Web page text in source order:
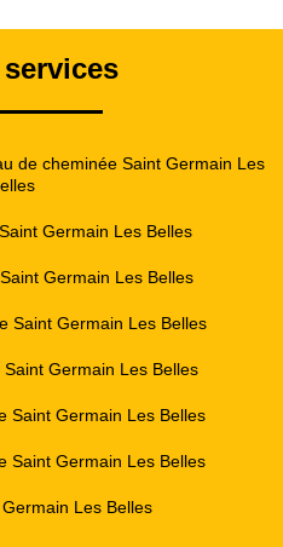
de cheminée Saint Germain Les
Germain Les Belles
Germain Les Belles
Saint Germain Les Belles
Germain Les Belles
Saint Germain Les Belles
Saint Germain Les Belles
Les Belles